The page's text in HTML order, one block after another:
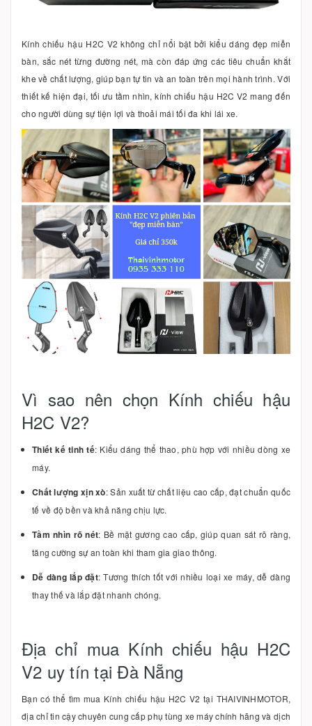
Kính chiếu hậu H2C V2 không chỉ nổi bật bởi kiểu dáng đẹp miễn
bàn, sắc nét từng đường nét, mà còn đáp ứng các tiêu chuẩn khắt
khe về chất lượng, giúp bạn tự tin và an toàn trên mọi hành trình. Với
thiết kế hiện đại, tối ưu tầm nhìn, kính chiếu hậu H2C V2 mang đến
cho người dùng sự tiện lợi và thoải mái tối đa khi lái xe.
Vì sao nên chọn Kính chiếu hậu
H2C V2?
Thiết kế tinh tế: Kiểu dáng thể thao, phù hợp với nhiều dòng xe
máy.
Chất lượng xịn xò: Sản xuất từ chất liệu cao cấp, đạt chuẩn quốc
tế về độ bền và khả năng chịu lực.
Tầm nhìn rõ nét: Bề mặt gương cao cấp, giúp quan sát rõ ràng,
tăng cường sự an toàn khi tham gia giao thông.
Dễ dàng lắp đặt: Tương thích tốt với nhiều loại xe máy, dễ dàng
thay thế và lắp đặt nhanh chóng.
Địa chỉ mua Kính chiếu hậu H2C
V2 uy tín tại Đà Nẵng
Bạn có thể tìm mua Kính chiếu hậu H2C V2 tại THAIVINHMOTOR,
địa chỉ tin cậy chuyên cung cấp phụ tùng xe máy chính hãng và dịch